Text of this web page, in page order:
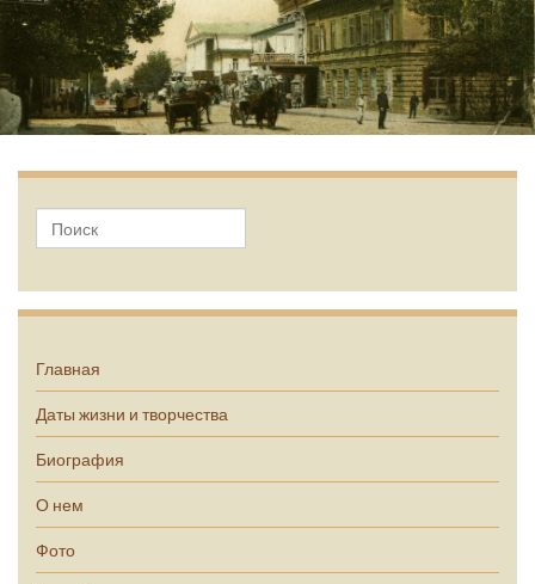
Главная
Даты жизни и творчества
Биография
О нем
Фото